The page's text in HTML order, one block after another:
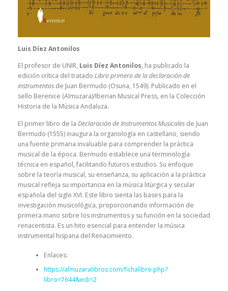
Luis Díez Antonilos
El profesor de UNIR, Luis Díez Antonilos, ha publicado la
edición crítica del tratado Libro primero de la declaración de
instrumentos de Juan Bermudo (Osuna, 1549). Publicado en el
sello Berenice (Almuzara)/Iberian Musical Press, en la Colección
Historia de la Música Andaluza.
El primer libro de la Declaración de Instrumentos Musicales de Juan
Bermudo (1555) inaugura la organología en castellano, siendo
una fuente primaria invaluable para comprender la práctica
musical de la época. Bermudo establece una terminología
técnica en español, facilitando futuros estudios. Su enfoque
sobre la teoría musical, su enseñanza, su aplicación a la práctica
musical refleja su importancia en la música litúrgica y secular
española del siglo XVI. Este libro sienta las bases para la
investigación musicológica, proporcionando información de
primera mano sobre los instrumentos y su función en la sociedad
renacentista. Es un hito esencial para entender la música
instrumental hispana del Renacimiento.
Enlaces:
https://almuzaralibros.com/fichalibro.php?
libro=7644&edi=2